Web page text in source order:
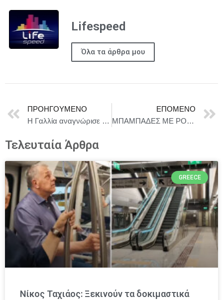
Lifespeed
Όλα τα άρθρα μου
ΠΡΟΗΓΟΎΜΕΝΟ
Η Γαλλία αναγνώρισε το κράτος της Παλαιστίνης
ΕΠΌΜΕΝΟ
ΜΠΑΜΠΑΔΕΣ ΜΕ ΡΟΥΜΙ κωμωδία των Θανάση Παπαθανασίου + Μιχάλη Ρέππα – 4η χρονιά, στο Θέατρο Αλίκη από την Τετάρτη 8 Οκτώβριου!
Τελευταία Άρθρα
GREECE
Νίκος Ταχιάος: Ξεκινούν τα δοκιμαστικά